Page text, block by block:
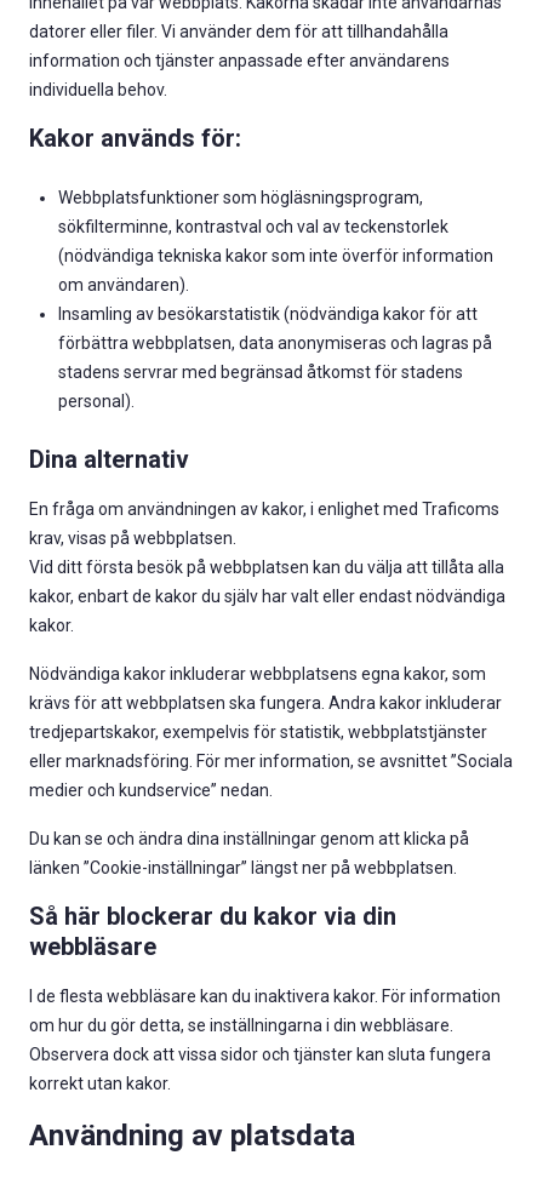
datorer eller filer. Vi använder dem för att tillhandahålla
information och tjänster anpassade efter användarens
individuella behov.
Kakor används för:
Webbplatsfunktioner som högläsningsprogram,
sökfilterminne, kontrastval och val av teckenstorlek
(nödvändiga tekniska kakor som inte överför information
om användaren).
Insamling av besökarstatistik (nödvändiga kakor för att
förbättra webbplatsen, data anonymiseras och lagras på
stadens servrar med begränsad åtkomst för stadens
personal).
Dina alternativ
En fråga om användningen av kakor, i enlighet med Traficoms
krav, visas på webbplatsen.
Vid ditt första besök på webbplatsen kan du välja att tillåta alla
kakor, enbart de kakor du själv har valt eller endast nödvändiga
kakor.
Nödvändiga kakor inkluderar webbplatsens egna kakor, som
krävs för att webbplatsen ska fungera. Andra kakor inkluderar
tredjepartskakor, exempelvis för statistik, webbplatstjänster
eller marknadsföring. För mer information, se avsnittet ”Sociala
medier och kundservice” nedan.
Du kan se och ändra dina inställningar genom att klicka på
länken ”Cookie-inställningar” längst ner på webbplatsen.
Så här blockerar du kakor via din
webbläsare
I de flesta webbläsare kan du inaktivera kakor. För information
om hur du gör detta, se inställningarna i din webbläsare.
Observera dock att vissa sidor och tjänster kan sluta fungera
korrekt utan kakor.
Användning av platsdata